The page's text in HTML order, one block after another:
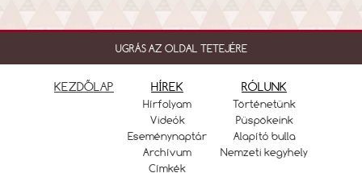
UGRÁS AZ OLDAL TETEJÉRE
KEZDŐLAP HÍREK
Hírfolyam
Videók
Eseménynaptár
Archívum
Címkék
RÓLUNK
Történetünk
Püspökeink
Alapító bulla
Nemzeti kegyhely